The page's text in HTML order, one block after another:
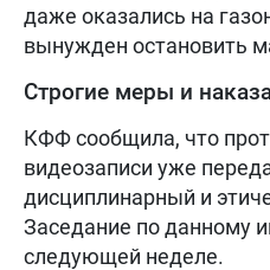
даже оказались на
вынужден остановить
Строгие меры и
КФФ сообщила, что
видеозаписи уже
дисциплинарный и
Заседание по данному
следующей неделе.